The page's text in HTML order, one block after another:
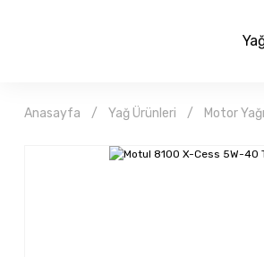
Anasayfa Yağ Ürünleri Motor Yağı